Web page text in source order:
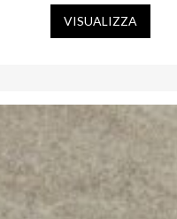
VISUALIZZA